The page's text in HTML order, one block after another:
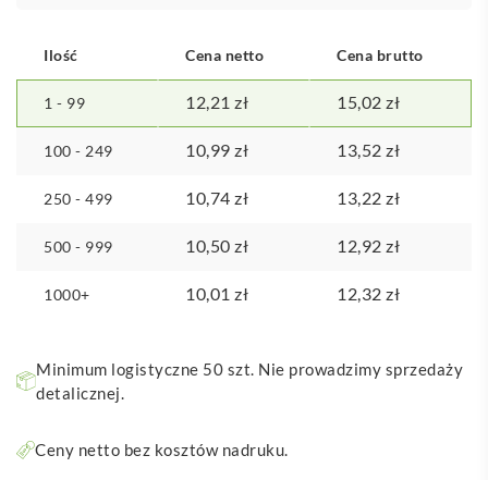
recyklingu
certyfikatem
RCS
Ilość Cena netto Cena brutto
1 - 99 12,21 zł 15,02 zł
100 - 249 10,99 zł 13,52 zł
250 - 499 10,74 zł 13,22 zł
500 - 999 10,50 zł 12,92 zł
1000+ 10,01 zł 12,32 zł
Minimum logistyczne 50 szt. Nie prowadzimy sprzedaży
detalicznej.
Ceny netto bez kosztów nadruku.